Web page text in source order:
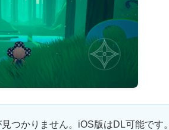
つかりません。iOS版はDL可能です。